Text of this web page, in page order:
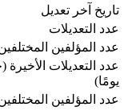
تاريخ آخر تعديل
عدد التعديلات
عدد المؤلفين
يومًا)
عدد المؤلفين